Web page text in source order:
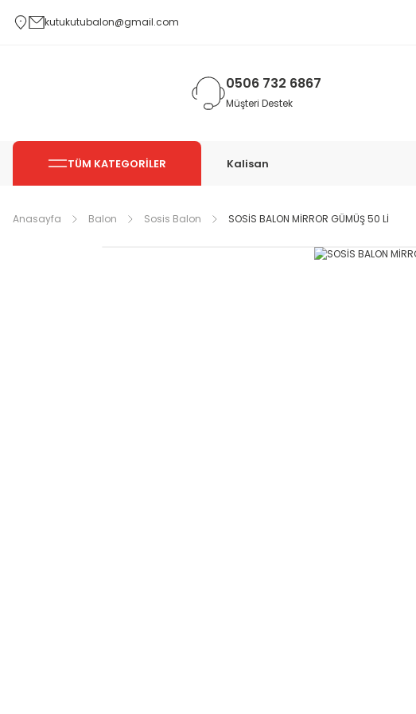
kutukutubalon@gmail.com
0506 732 6867
Müşteri Destek
TÜM KATEGORİLER Kalisan
Anasayfa Balon Sosis Balon SOSİS BALON MİRROR GÜMÜŞ 50 Lİ